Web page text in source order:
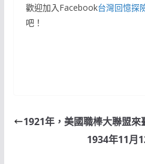
歡迎加入Facebook台灣回憶探
吧！
1921年，美國職棒大聯盟來
1934年11月